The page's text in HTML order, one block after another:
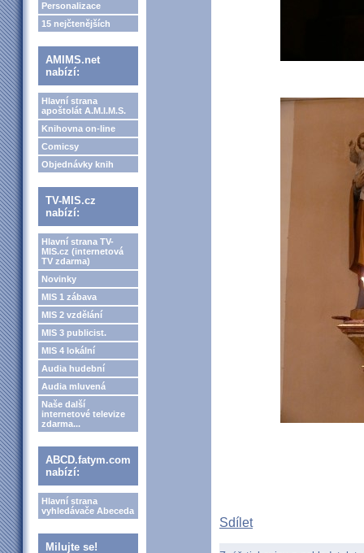
Personalizace
15 nejčtenějších
AMIMS.net
nabízí:
Hlavní strana
apoštolát A.M.I.M.S.
Knihovna on-line
Comicsy
Objednávky knih
TV-MIS.cz
nabízí:
Hlavní strana TV-
MIS.cz (internetová
TV zdarma)
Novinky
MIS 1 zábava
MIS 2 vzdělání
MIS 3 publicist.
MIS 4 lokální
Audia hudební
Audia mluvená
Naše další
internetové televize
zdarma...
ABCD.fatym.com
nabízí:
Hlavní strana
vyhledávače Abeceda
Milujte se!
Sdílet